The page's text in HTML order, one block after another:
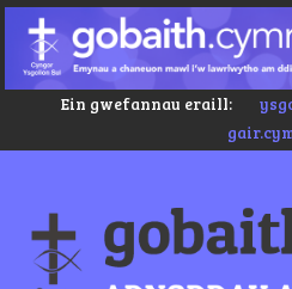
Ein gwefannau eraill: